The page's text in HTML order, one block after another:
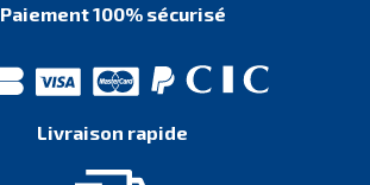
Paiement 100% sécurisé
Livraison rapide